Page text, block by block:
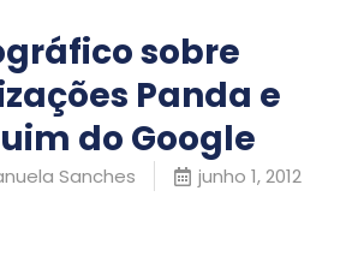
sobre
Panda e
do Google
Sanches junho 1, 2012